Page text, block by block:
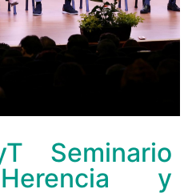
Seminario
y